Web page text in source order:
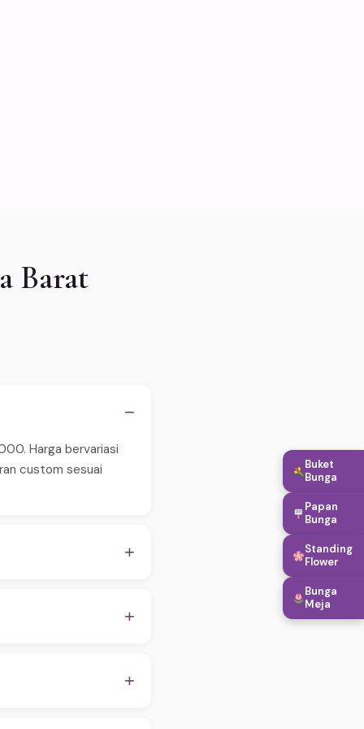
Barat
−
Harga bervariasi
custom sesuai
+
untuk konfirmasi
+
proses
+
Buket
Bunga
Papan
Bunga
Standing
Flower
Bunga
Meja